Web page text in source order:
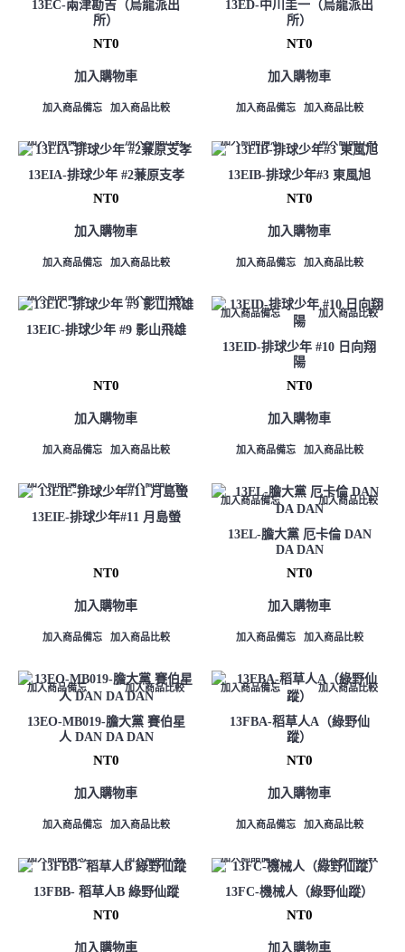
13EC-兩津勘吉（烏龍派出
所）
NT0
加入購物車
加入商品備忘 加入商品比較
13ED-中川圭一（烏龍派出
所）
NT0
加入購物車
加入商品備忘 加入商品比較
加入商品備忘 加入商品比較
13EIA-排球少年 #2蒹原支孝
NT0
加入購物車
加入商品備忘 加入商品比較
加入商品備忘 加入商品比較
13EIB-排球少年#3 東風旭
NT0
加入購物車
加入商品備忘 加入商品比較
加入商品備忘 加入商品比較
13EIC-排球少年 #9 影山飛雄
NT0
加入購物車
加入商品備忘 加入商品比較
加入商品備忘 加入商品比較
13EID-排球少年 #10 日向翔
陽
NT0
加入購物車
加入商品備忘 加入商品比較
加入商品備忘 加入商品比較
13EIE-排球少年#11 月島螢
NT0
加入購物車
加入商品備忘 加入商品比較
加入商品備忘 加入商品比較
13EL-膽大黨 厄卡倫 DAN
DA DAN
NT0
加入購物車
加入商品備忘 加入商品比較
加入商品備忘 加入商品比較
13EO-MB019-膽大黨 賽伯星
人 DAN DA DAN
NT0
加入購物車
加入商品備忘 加入商品比較
加入商品備忘 加入商品比較
13FBA-稻草人A（綠野仙
蹤）
NT0
加入購物車
加入商品備忘 加入商品比較
加入商品備忘 加入商品比較
13FBB- 稻草人B 綠野仙蹤
NT0
加入購物車
加入商品備忘 加入商品比較
13FC-機械人（綠野仙蹤）
NT0
加入購物車